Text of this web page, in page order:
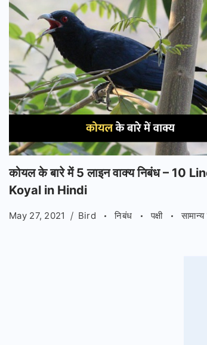
कोयल के बारे में 5 लाइन वाक्य निबंध – 10
Koyal in Hindi
May 27, 2021 Bird निबंध पक्षी सामान्य